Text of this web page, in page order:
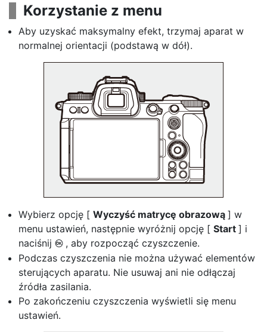
Korzystanie z menu
Aby uzyskać maksymalny efekt, trzymaj aparat w
normalnej orientacji (podstawą w dół).
Wybierz opcję [ Wyczyść matrycę obrazową ] w
menu ustawień, następnie wyróżnij opcję [ Start ] i
naciśnij J , aby rozpocząć czyszczenie.
Podczas czyszczenia nie można używać elementów
sterujących aparatu. Nie usuwaj ani nie odłączaj
źródła zasilania.
Po zakończeniu czyszczenia wyświetli się menu
ustawień.